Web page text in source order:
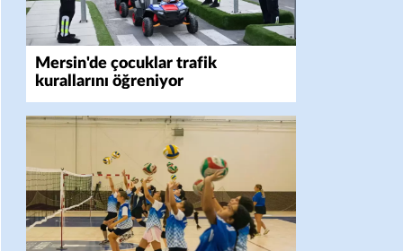
Mersin'de çocuklar trafik
kurallarını öğreniyor